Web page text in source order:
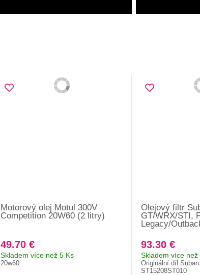
Motorový olej Motul 300V
Competition 20W60 (2 litry)
49.70 €
Skladem více než 5 Ks
20w60
Olejový filtr
GT/WRX/STI,
Legacy/
93.30 €
Skladem více než
Originální díl
ST15208ST010